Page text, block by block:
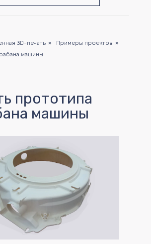
3D-печать » Примеры проектов »
машины
прототипа
машины